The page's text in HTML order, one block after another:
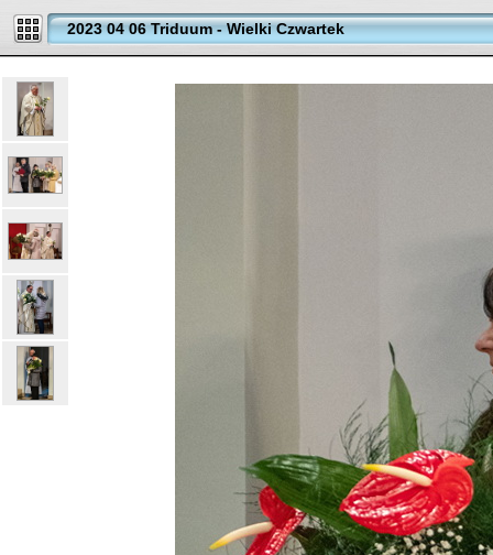
2023 04 06 Triduum - Wielki Czwartek